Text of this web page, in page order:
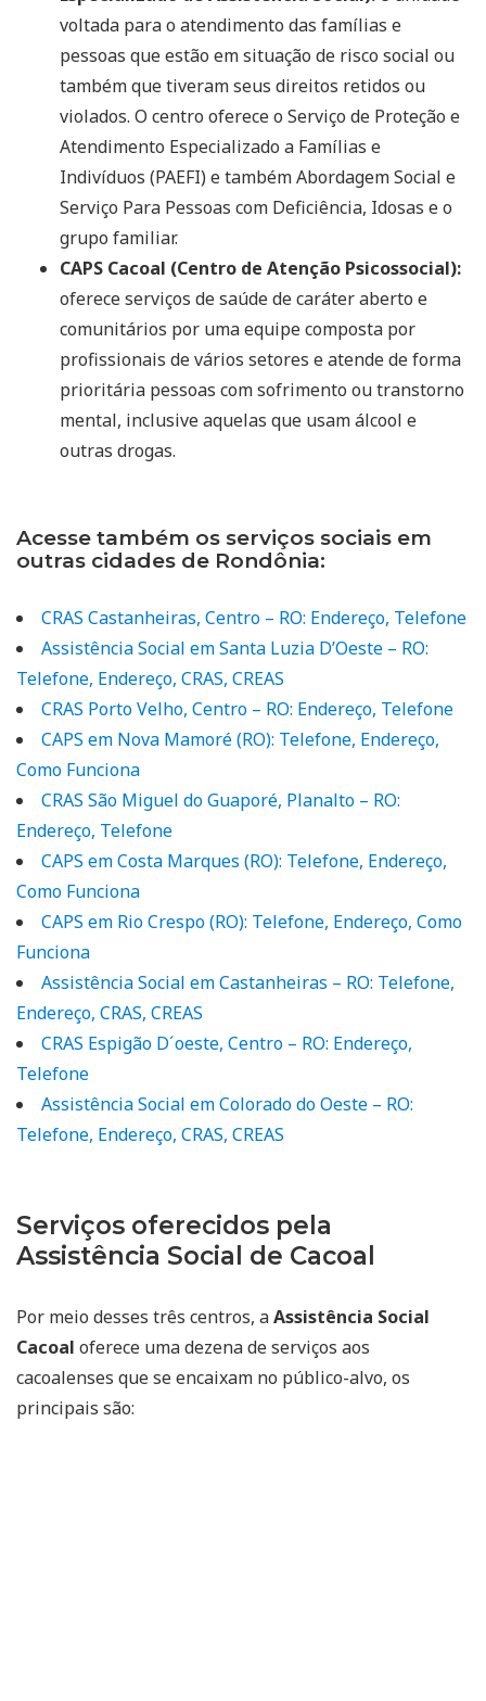
voltada para o atendimento das famílias e
pessoas que estão em situação de risco social ou
também que tiveram seus direitos retidos ou
violados. O centro oferece o Serviço de Proteção e
Atendimento Especializado a Famílias e
Indivíduos (PAEFI) e também Abordagem Social e
Serviço Para Pessoas com Deficiência, Idosas e o
grupo familiar.
CAPS Cacoal (Centro de Atenção Psicossocial):
oferece serviços de saúde de caráter aberto e
comunitários por uma equipe composta por
profissionais de vários setores e atende de forma
prioritária pessoas com sofrimento ou transtorno
mental, inclusive aquelas que usam álcool e
outras drogas.
Acesse também os serviços sociais em
outras cidades de Rondônia:
CRAS Castanheiras, Centro – RO: Endereço, Telefone
Assistência Social em Santa Luzia D’Oeste – RO:
Telefone, Endereço, CRAS, CREAS
CRAS Porto Velho, Centro – RO: Endereço, Telefone
CAPS em Nova Mamoré (RO): Telefone, Endereço,
Como Funciona
CRAS São Miguel do Guaporé, Planalto – RO:
Endereço, Telefone
CAPS em Costa Marques (RO): Telefone, Endereço,
Como Funciona
CAPS em Rio Crespo (RO): Telefone, Endereço, Como
Funciona
Assistência Social em Castanheiras – RO: Telefone,
Endereço, CRAS, CREAS
CRAS Espigão D´oeste, Centro – RO: Endereço,
Telefone
Assistência Social em Colorado do Oeste – RO:
Telefone, Endereço, CRAS, CREAS
Serviços oferecidos pela
Assistência Social de Cacoal
Por meio desses três centros, aAssistência Social
Cacoal oferece uma dezena de serviços aos
cacoalenses que se encaixam no público-alvo, os
principais são: